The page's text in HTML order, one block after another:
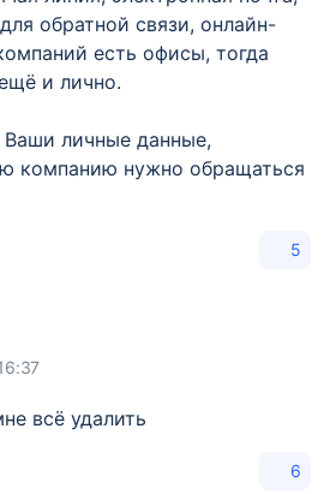
обратной связи, онлайн-
есть офисы, тогда
и лично.
личные данные,
компанию нужно обращаться
5
всё удалить
6